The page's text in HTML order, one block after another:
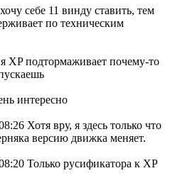
себе 11 винду ставить, тем
по техническим
XP подтормаживает почему-то
интересно
Хотя вру, я здесь только что
версию движка меняет.
Только русификатора к ХР